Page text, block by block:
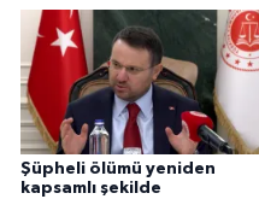
Şüpheli ölümü yeniden
kapsamlı şekilde